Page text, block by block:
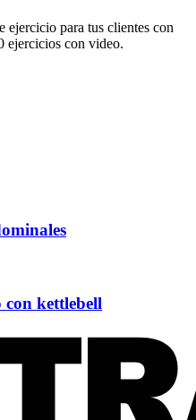
ejercicio para tus clientes con
ejercicios con video.
kettlebell